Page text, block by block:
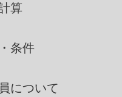
利用し、ま
には、当該
な調査を行
督を行いま
算
条件
について